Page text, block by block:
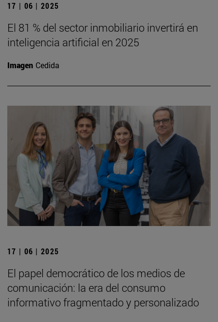
17 | 06 | 2025
El 81 % del sector inmobiliario invertirá en
inteligencia artificial en 2025
Imagen Cedida
17 | 06 | 2025
El papel democrático de los medios de
comunicación: la era del consumo
informativo fragmentado y personalizado